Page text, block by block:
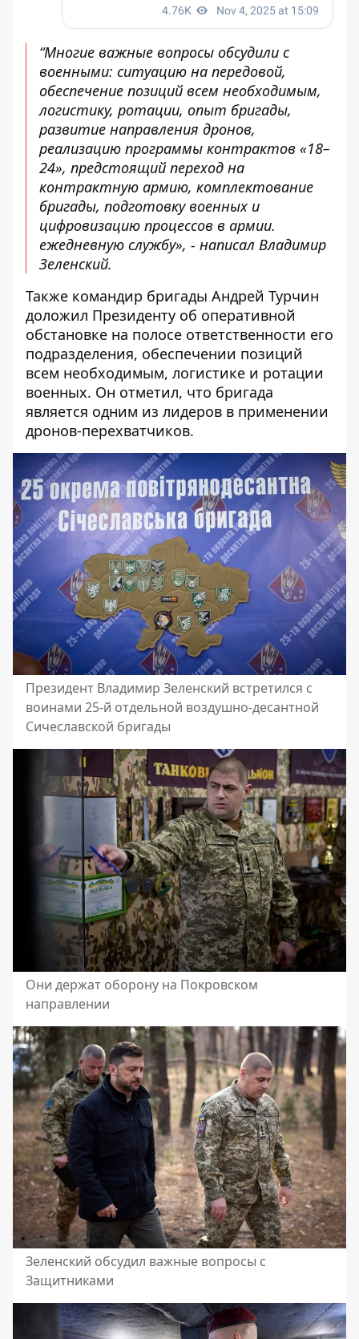
“Многие важные вопросы обсудили с
военными: ситуацию на передовой,
обеспечение позиций всем необходимым,
логистику, ротации, опыт бригады,
развитие направления дронов,
реализацию программы контрактов «18–
24», предстоящий переход на
контрактную армию, комплектование
бригады, подготовку военных и
цифровизацию процессов в армии.
ежедневную службу», - написал Владимир
Зеленский.
Также командир бригады Андрей Турчин
доложил Президенту об оперативной
обстановке на полосе ответственности его
подразделения, обеспечении позиций
всем необходимым, логистике и ротации
военных. Он отметил, что бригада
является одним из лидеров в применении
дронов-перехватчиков.
Президент Владимир Зеленский встретился с
воинами 25-й отдельной воздушно-десантной
Сичеславской бригады
Они держат оборону на Покровском
направлении
Зеленский обсудил важные вопросы с
Защитниками